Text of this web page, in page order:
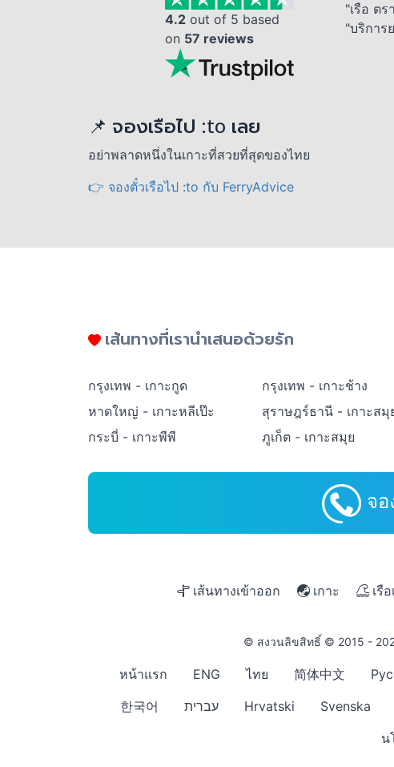
4.2 out of 5 based
on 57 reviews
"เรือ ต
"บริการ
📌 จองเรือไป :to เลย
อย่าพลาดหนึ่งในเกาะที่สวยที่สุดของไทย
👉 จองตั๋วเรือไป :to กับ FerryAdvice
เส้นทางที่เรานำเสนอด้วยรัก
กรุงเทพ - เกาะกูด กรุงเทพ - เกาะช้าง
หาดใหญ่ - เกาะหลีเป๊ะ
สุราษฎร์ธานี - เกาะสมุ
กระบี่ - เกาะพีพี
ภูเก็ต - เกาะสมุย
จ
เส้นทางเข้าออก เกาะ เรื
© สงวนลิขสิทธิ์ © 2015 -
หน้าแรก ENG ไทย 简体中文
한국어
עברית Hrvatski Svenska
น